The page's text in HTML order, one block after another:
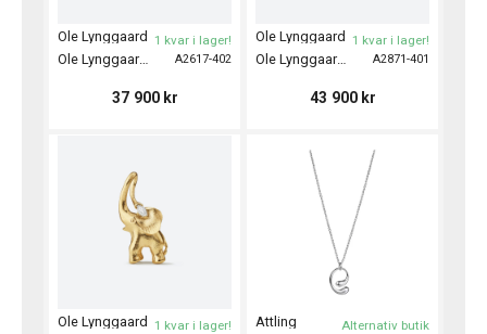
A2617-402
Ole Lynggaard
Ole Lynggaard Pendant Leaves Medium
1 kvar i lager!
37 900 kr
A2871-401
Ole Lynggaard
Ole Lynggaard Pendant Leaves Large
1 kvar i lager!
43 900 kr
Ole Lynggaard 1 kvar i lager!
Attling
Alternativ butik